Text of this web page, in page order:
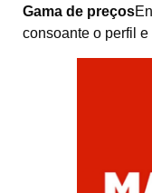
Gama de preços
consoante o perfil e